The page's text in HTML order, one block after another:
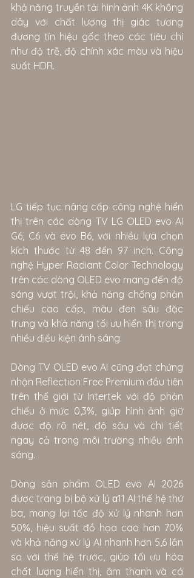
khả năng truyền tải hình ảnh 4K không
dây với chất lượng thị giác tương
đương tín hiệu gốc theo các tiêu chí
như độ trễ, độ chính xác màu và hiệu
suất HDR.
LG tiếp tục nâng cấp công nghệ hiển
thị trên các dòng TV LG OLED evo AI
G6, C6 và evo B6, với nhiều lựa chọn
kích thước từ 48 đến 97 inch. Công
nghệ Hyper Radiant Color Technology
trên các dòng OLED evo mang đến độ
sáng vượt trội, khả năng chống phản
chiếu cao cấp, màu đen sâu đặc
trưng và khả năng tối ưu hiển thị trong
nhiều điều kiện ánh sáng.
Dòng TV OLED evo AI cũng đạt chứng
nhận Reflection Free Premium đầu tiên
trên thế giới từ Intertek với độ phản
chiếu ở mức 0,3%, giúp hình ảnh giữ
được độ rõ nét, độ sâu và chi tiết
ngay cả trong môi trường nhiều ánh
sáng.
Dòng sản phẩm OLED evo AI 2026
được trang bị bộ xử lý α11 AI thế hệ thứ
ba, mang lại tốc độ xử lý nhanh hơn
50%, hiệu suất đồ họa cao hơn 70%
và khả năng xử lý AI nhanh hơn 5,6 lần
so với thế hệ trước, giúp tối ưu hóa
chất lượng hiển thị, âm thanh và cá